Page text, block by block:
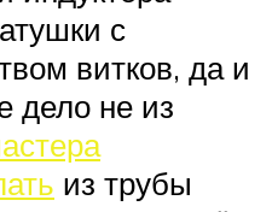
с
витков, да и
дело не из
из трубы